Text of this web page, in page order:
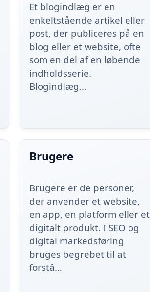
Et blogindlæg er en
enkeltstående artikel eller
post, der publiceres på en
blog eller et website, ofte
som en del af en løbende
indholdsserie.
Blogindlæg…
Brugere
Brugere er de personer,
der anvender et website,
en app, en platform eller et
digitalt produkt. I SEO og
digital markedsføring
bruges begrebet til at
forstå…